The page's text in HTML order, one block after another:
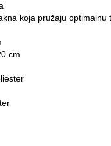
koja pružaju optimalnu
cm